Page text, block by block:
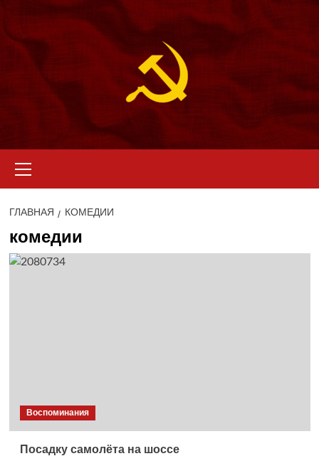
содержимому
меню
ГЛАВНАЯ КОМЕДИИ
комедии
Воспоминания
Посадку самолёта на шоссе